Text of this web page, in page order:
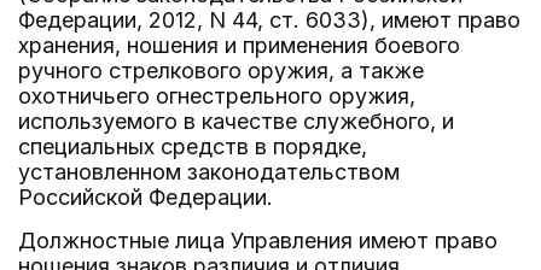
Федерации, 2012, N 44, ст. 6033), имеют право
хранения, ношения и применения боевого
ручного стрелкового оружия, а также
охотничьего огнестрельного оружия,
используемого в качестве служебного, и
специальных средств в порядке,
установленном законодательством
Российской Федерации.
Должностные лица Управления имеют право